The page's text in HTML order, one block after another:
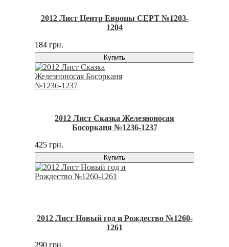
2012 Лист Центр Европы CEPT №1203-
1204
184 грн.
Купить
2012 Лист Сказка Железноносая
Босорканя №1236-1237
425 грн.
Купить
2012 Лист Новый год и Рождество №1260-
1261
290 грн.